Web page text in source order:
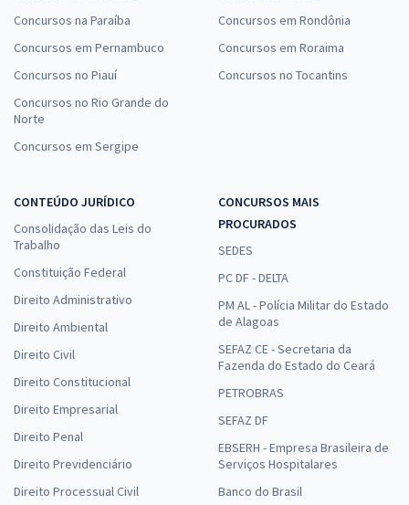
Concursos na Paraíba
Concursos em Pernambuco
Concursos no Piauí
Concursos no Rio Grande do
Norte
Concursos em Sergipe
Concursos em Rondônia
Concursos em Roraima
Concursos no Tocantins
CONTEÚDO JURÍDICO
Consolidação das Leis do
Trabalho
Constituição Federal
Direito Administrativo
Direito Ambiental
Direito Civil
Direito Constitucional
Direito Empresarial
Direito Penal
Direito Previdenciário
Direito Processual Civil
CONCURSOS MAIS
PROCURADOS
SEDES
PC DF - DELTA
PM AL - Polícia Militar do Estado
de Alagoas
SEFAZ CE - Secretaria da
Fazenda do Estado do Ceará
PETROBRAS
SEFAZ DF
EBSERH - Empresa Brasileira de
Serviços Hospitalares
Banco do Brasil